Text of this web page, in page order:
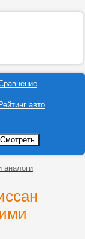
Рейтинг авто
аналоги